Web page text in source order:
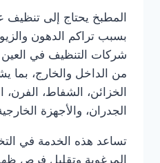
المطبخ يحتاج إلى
بسبب تراكم الدهون
شركات التنظيف في
من الداخل والخارج، بما
الخزائن، الشفاط، الفرن،
الجدران، والأجهزة
تساعد هذه الخدمة في
المرغوبة وتقليل فرص